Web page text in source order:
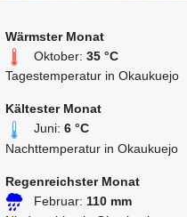
Wärmster Monat
Oktober: 35 °C
Tagestemperatur in Okaukuejo
Kältester Monat
Juni: 6 °C
Nachttemperatur in Okaukuejo
Regenreichster Monat
Februar: 110 mm